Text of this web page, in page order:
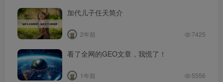
加代儿子任天简介
2年前 7425
看了全网的GEO文章，我慌了！
1年前 5556